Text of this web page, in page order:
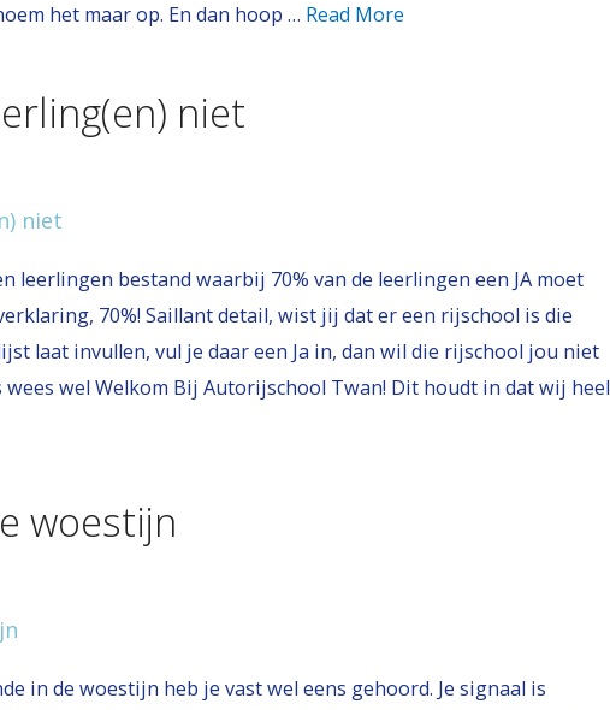
het maar op. En dan hoop … Read More
niet
leerlingen bestand waarbij 70% van de leerlingen een JA moet
70%! Saillant detail, wist jij dat er een rijschool is die
laat invullen, vul je daar een Ja in, dan wil die rijschool jou niet
wees wel Welkom Bij Autorijschool Twan! Dit houdt in dat wij heel
woestijn
in de woestijn heb je vast wel eens gehoord. Je signaal is